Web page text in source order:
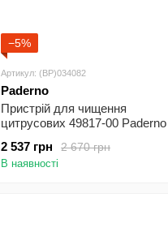
−5%
Артикул: (BP)034082
Paderno
Пристрій для чищення
цитрусових 49817-00 Paderno
2 670 грн
2 537 грн
В наявності